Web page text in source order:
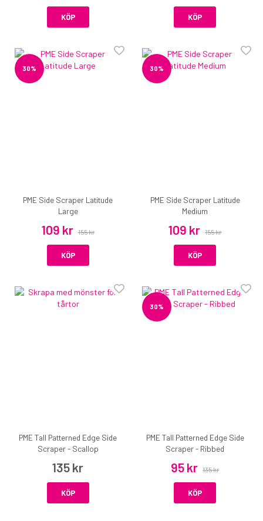
KÖP KÖP
30%
PME Side Scraper Latitude
Large
109 kr 155 kr
KÖP
30%
PME Side Scraper Latitude
Medium
109 kr 155 kr
KÖP
PME Tall Patterned Edge Side
Scraper - Scallop
135 kr
KÖP
30%
PME Tall Patterned Edge Side
Scraper - Ribbed
95 kr 135 kr
KÖP